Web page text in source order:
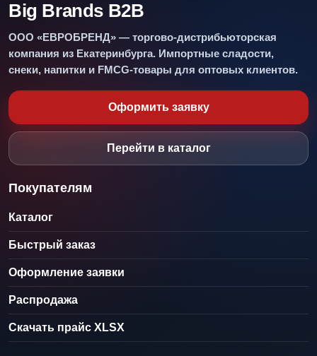
Big Brands B2B
ООО «ЕВРОБРЕНД» — торгово-дистрибьюторская
компания из Екатеринбурга. Импортные сладости,
снеки, напитки и FMCG-товары для оптовых клиентов.
Оформить заявку
Перейти в каталог
Покупателям
Каталог
Быстрый заказ
Оформление заявки
Распродажа
Скачать прайс XLSX